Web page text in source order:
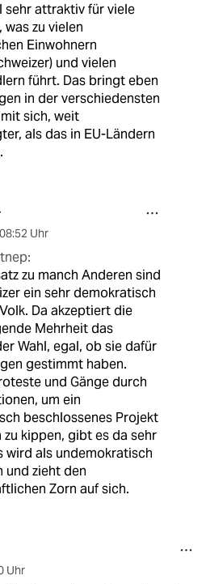
sehr attraktiv für viele
was zu vielen
Einwohnern
und vielen
führt. Das bringt eben
in der verschiedensten
sich, weit
als das in EU-Ländern
08:52 Uhr
zu manch Anderen sind
ein sehr demokratisch
Da akzeptiert die
Mehrheit das
Wahl, egal, ob sie dafür
gestimmt haben.
und Gänge durch
um ein
beschlossenes Projekt
kippen, gibt es da sehr
wird als undemokratisch
und zieht den
Zorn auf sich.
Uhr